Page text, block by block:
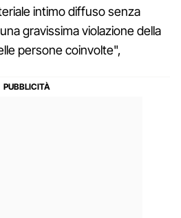
intimo diffuso senza
gravissima violazione della
persone coinvolte",